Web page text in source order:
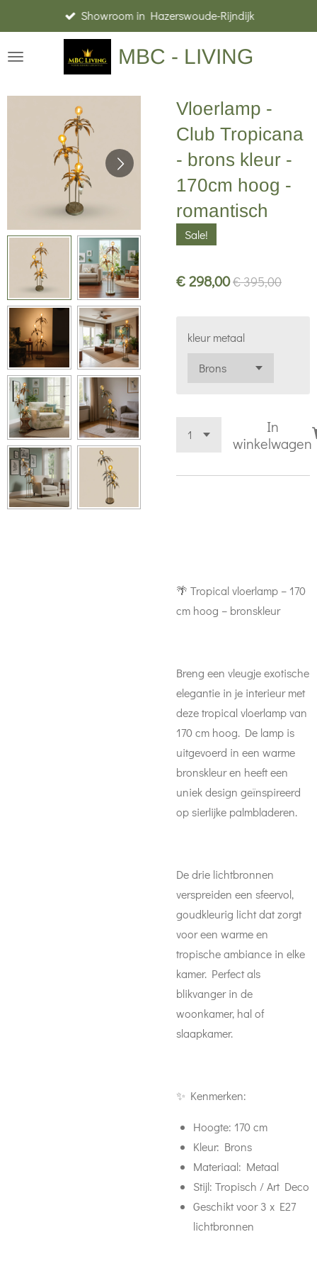
direct
naar
hoofdinhoud
MBC - LIVING
Showroom in Hazerswoude-Rijndijk
Vloerlamp -
Club Tropicana
- brons kleur -
170cm hoog -
romantisch
Sale!
€ 298,00€ 395,00
kleur metaal
In
winkelwagen
🌴 Tropical vloerlamp – 170
cm hoog – bronskleur
Breng een vleugje exotische
elegantie in je interieur met
deze tropical vloerlamp van
170 cm hoog. De lamp is
uitgevoerd in een warme
bronskleur en heeft een
uniek design geïnspireerd
op sierlijke palmbladeren.
De drie lichtbronnen
verspreiden een sfeervol,
goudkleurig licht dat zorgt
voor een warme en
tropische ambiance in elke
kamer. Perfect als
blikvanger in de
woonkamer, hal of
slaapkamer.
✨ Kenmerken:
Hoogte: 170 cm
Kleur: Brons
Materiaal: Metaal
Stijl: Tropisch / Art Deco
Geschikt voor 3 x E27
lichtbronnen